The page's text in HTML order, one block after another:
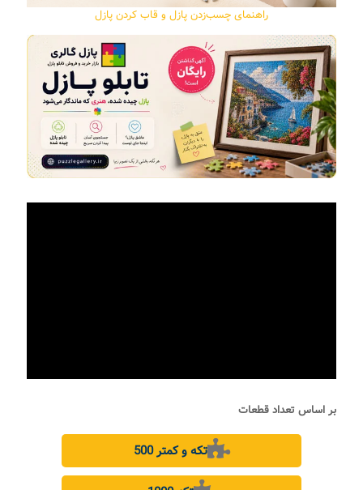
راهنمای چسب‌زدن پازل و قاب کردن پازل
بر اساس تعداد قطعات
500 تکه و کمتر